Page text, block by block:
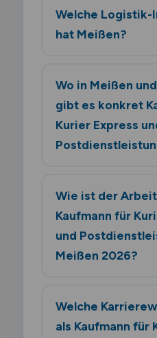
Welche
hat Meißen?
Wo in Meißen
gibt es konkret
Kurier Express
Wie ist der
Kaufmann für
und
Meißen 2026?
Welche
als Kaufmann für